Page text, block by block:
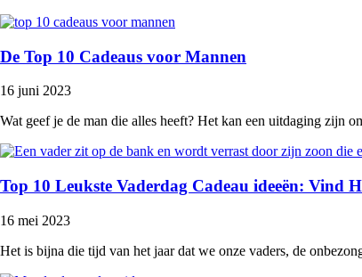
De Top 10 Cadeaus voor Mannen
16 juni 2023
Wat geef je de man die alles heeft? Het kan een uitdaging zijn
Top 10 Leukste Vaderdag Cadeau ideeën: Vind
16 mei 2023
Het is bijna die tijd van het jaar dat we onze vaders, de